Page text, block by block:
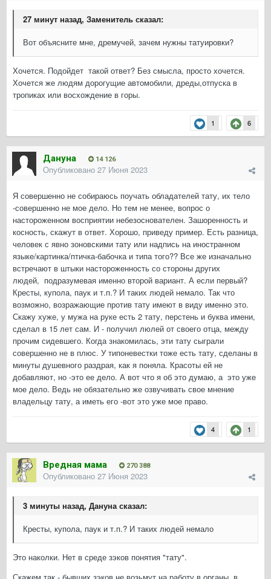
27 минут назад, Заменитель сказал:
Вот объясните мне, дремучей, зачем нужны татуировки?
Хочется. Подойдет такой ответ? Без смысла, просто хочется.
Хочется же людям дорогущие автомобили, дреды,отпуска в
тропиках или восхождение в горы.
1 6
Дануна 14 126
Опубликовано 27 Июня 2023
Я совершенно не собираюсь поучать обладателей тату, их тело
-совершенно не мое дело. Но тем не менее, вопрос о
настороженном восприятии небезоснователен. Зашоренность и
косность, скажут в ответ. Хорошо, приведу пример. Есть разница,
человек с явно зоновскими тату или надпись на иностранном
языке/картинка/птичка-бабочка и типа того?? Все же изначально
встречают в штыки настороженность со стороны других
людей, подразумевая именно второй вариант. А если первый?
Кресты, купола, паук и т.п.? И таких людей немало. Так что
возможно, возражающие против тату имеют в виду именно это.
Скажу хуже, у мужа на руке есть 2 тату, перстень и буква имени,
сделал в 15 лет сам. И - получил люлей от своего отца, между
прочим сидевшего. Когда знакомилась, эти тату сыграли
совершенно не в плюс. У типоневестки тоже есть тату, сделаны в
минуты душевного раздрая, как я поняла. Красоты ей не
добавляют, но -это ее дело. А вот что я об это думаю, а это уже
мое дело. Ведь не обязательно же озвучивать свое мнение
владельцу тату, а иметь его -вот это уже мое право.
4 1
Вредная мама 270 388
Опубликовано 27 Июня 2023
3 минуты назад, Дануна сказал:
Кресты, купола, паук и т.п.? И таких людей немало
Это наколки. Нет в среде зэков понятия "тату".